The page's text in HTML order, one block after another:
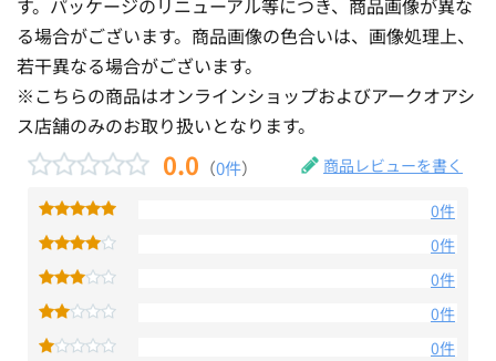
す。パッケージのリニューアル等につき、商品画像が異な
る場合がございます。商品画像の色合いは、画像処理上、
若干異なる場合がございます。
※こちらの商品はオンラインショップおよびアークオアシ
ス店舗のみのお取り扱いとなります。
0.0 （0件） 商品レビューを書く
0件
0件
0件
0件
0件